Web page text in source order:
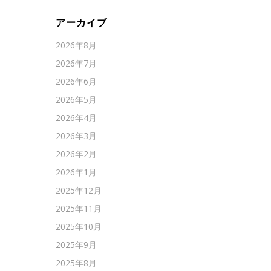
アーカイブ
2026年8月
2026年7月
2026年6月
2026年5月
2026年4月
2026年3月
2026年2月
2026年1月
2025年12月
2025年11月
2025年10月
2025年9月
2025年8月